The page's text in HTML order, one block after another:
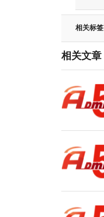
相关标签
相关文章